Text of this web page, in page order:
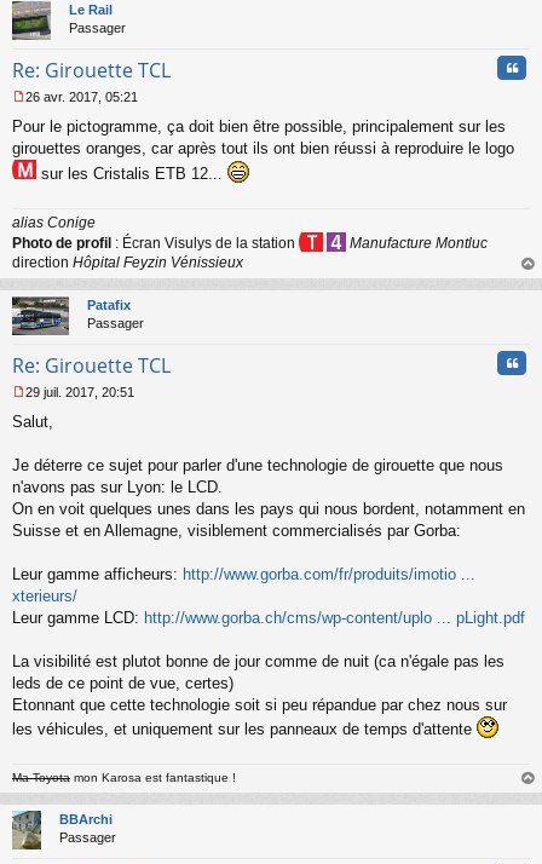
n
o
l
u
Le Rail
Passager
Re: Girouette TCL
e
s
s
a
e
n
l
u
26 avr. 2017, 05:21
Pour le pictogramme, ça doit bien être possible, principalement sur les
girouettes oranges, car après tout ils ont bien réussi à reproduire le logo
sur les Cristalis ETB 12...
alias Conige
Photo de profil : Écran Visulys de la station
Manufacture Montluc
direction Hôpital Feyzin Vénissieux
au
Patafix
Passager
Re: Girouette TCL
e
s
g
e
n
n
u
29 juil. 2017, 20:51
Salut,
Je déterre ce sujet pour parler d'une technologie de girouette que nous
n'avons pas sur Lyon: le LCD.
On en voit quelques unes dans les pays qui nous bordent, notamment en
Suisse et en Allemagne, visiblement commercialisés par Gorba:
Leur gamme afficheurs: http://www.gorba.com/fr/produits/imotio ...
xterieurs/
Leur gamme LCD: http://www.gorba.ch/cms/wp-content/uplo ... pLight.pdf
La visibilité est plutot bonne de jour comme de nuit (ca n'égale pas les
leds de ce point de vue, certes)
Etonnant que cette technologie soit si peu répandue par chez nous sur
les véhicules, et uniquement sur les panneaux de temps d'attente
Ma Toyota mon Karosa est fantastique !
au
BBArchi
Passager